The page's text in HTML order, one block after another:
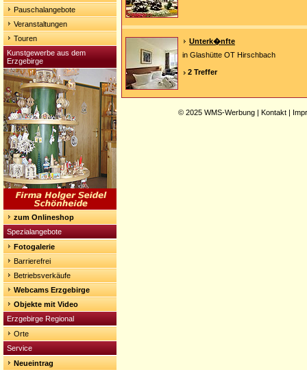
Pauschalangebote
Veranstaltungen
Touren
Kunstgewerbe aus dem
Erzgebirge
zum Onlineshop
Spezialangebote
Fotogalerie
Barrierefrei
Betriebsverkäufe
Webcams Erzgebirge
Objekte mit Video
Erzgebirge Regional
Orte
Service
Neueintrag
Unterk�nfte
in Glashütte OT Hirschbach
2 Treffer
© 2025 WMS-Werbung | Kontakt |